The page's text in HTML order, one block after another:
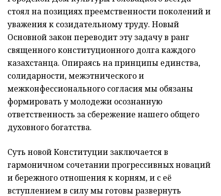
стоял на позициях преемственности поколений и
уважения к созидательному труду. Новый
Основной закон переводит эту задачу в ранг
священного конституционного долга каждого
казахстанца. Опираясь на принципы единства,
солидарности, межэтнического и
межконфессионального согласия мы обязаны
формировать у молодежи осознанную
ответственность за сбережение нашего общего
духовного богатства.
Суть новой Конституции заключается в
гармоничном сочетании прогрессивных новаций
и бережного отношения к корням, и с её
вступлением в силу мы готовы развернуть